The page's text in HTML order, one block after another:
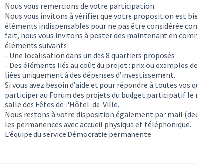
Nous vous remercions de votre participation.
Nous vous invitons à vérifier que votre proposition est
éléments indispensables pour ne pas être considérée
fait, nous vous invitons à poster dès maintenant en
éléments suivants :
- Une localisation dans un des 8 quartiers proposés
- Des éléments liés au coût du projet : prix ou exemples
liées uniquement à des dépenses d’investissement.
Si vous avez besoin d’aide et pour répondre à toutes vos
participer au Forum des projets du budget participatif le
salle des Fêtes de l'Hôtel-de-Ville.
Nous restons à votre disposition également par mail
les permanences avec accueil physique et téléphonique.
L’équipe du service Démocratie permanente